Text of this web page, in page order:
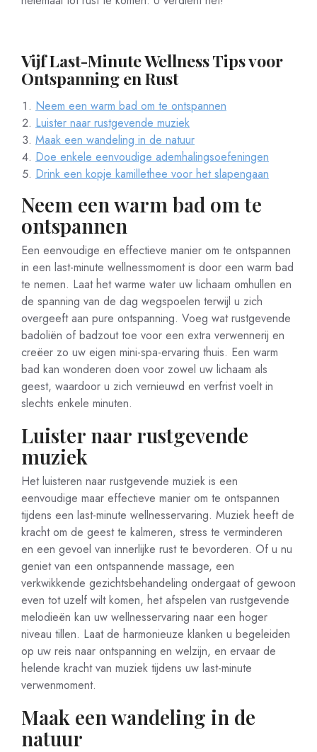
Vijf Last-Minute Wellness Tips voor
Ontspanning en Rust
Neem een warm bad om te ontspannen
Luister naar rustgevende muziek
Maak een wandeling in de natuur
Doe enkele eenvoudige ademhalingsoefeningen
Drink een kopje kamillethee voor het slapengaan
Neem een warm bad om te
ontspannen
Een eenvoudige en effectieve manier om te ontspannen
in een last-minute wellnessmoment is door een warm bad
te nemen. Laat het warme water uw lichaam omhullen en
de spanning van de dag wegspoelen terwijl u zich
overgeeft aan pure ontspanning. Voeg wat rustgevende
badoliën of badzout toe voor een extra verwennerij en
creëer zo uw eigen mini-spa-ervaring thuis. Een warm
bad kan wonderen doen voor zowel uw lichaam als
geest, waardoor u zich vernieuwd en verfrist voelt in
slechts enkele minuten.
Luister naar rustgevende
muziek
Het luisteren naar rustgevende muziek is een
eenvoudige maar effectieve manier om te ontspannen
tijdens een last-minute wellnesservaring. Muziek heeft de
kracht om de geest te kalmeren, stress te verminderen
en een gevoel van innerlijke rust te bevorderen. Of u nu
geniet van een ontspannende massage, een
verkwikkende gezichtsbehandeling ondergaat of gewoon
even tot uzelf wilt komen, het afspelen van rustgevende
melodieën kan uw wellnesservaring naar een hoger
niveau tillen. Laat de harmonieuze klanken u begeleiden
op uw reis naar ontspanning en welzijn, en ervaar de
helende kracht van muziek tijdens uw last-minute
verwenmoment.
Maak een wandeling in de
natuur